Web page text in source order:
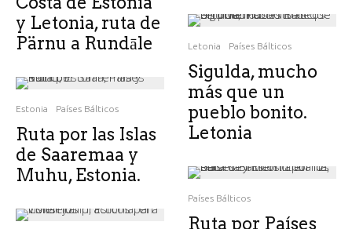
y Letonia, ruta de
Pärnu a Rundāle
Estonia Países Bálticos
Ruta por las Islas
de Saaremaa y
Muhu, Estonia.
Letonia Países Bálticos
Sigulda, mucho
más que un
pueblo bonito.
Letonia
Países Bálticos
Ruta por Países